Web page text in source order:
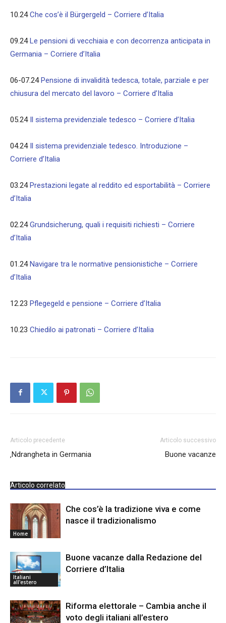
10.24Che cos’è il Bürgergeld – Corriere d’Italia
09.24Le pensioni di vecchiaia e con decorrenza anticipata in
Germania – Corriere d’Italia
06-07.24Pensione di invalidità tedesca, totale, parziale e per
chiusura del mercato del lavoro – Corriere d’Italia
05.24 Il sistema previdenziale tedesco – Corriere d’Italia
04.24 Il sistema previdenziale tedesco. Introduzione –
Corriere d’Italia
03.24Prestazioni legate al reddito ed esportabilità – Corriere
d’Italia
02.24Grundsicherung, quali i requisiti richiesti – Corriere
d’Italia
01.24Navigare tra le normative pensionistiche – Corriere
d’Italia
12.23 Pflegegeld e pensione – Corriere d’Italia
10.23 Chiedilo ai patronati – Corriere d’Italia
Articolo precedente
‚Ndrangheta in Germania
Articolo successivo
Buone vacanze
Articolo correlato
Home
Che cos’è la tradizione viva e come
nasce il tradizionalismo
Italiani
all'estero
Buone vacanze dalla Redazione del
Corriere d’Italia
Riforma elettorale – Cambia anche il
voto degli italiani all’estero